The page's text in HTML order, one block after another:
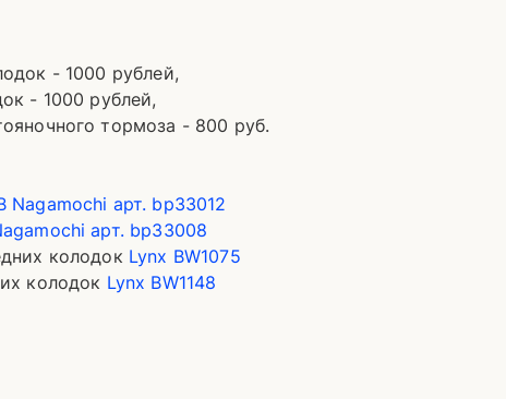
- 1000 рублей,
- 1000 рублей,
тормоза - 800 руб.
Nagamochi арт. bp33012
арт. bp33008
колодок Lynx BW1075
колодок Lynx BW1148